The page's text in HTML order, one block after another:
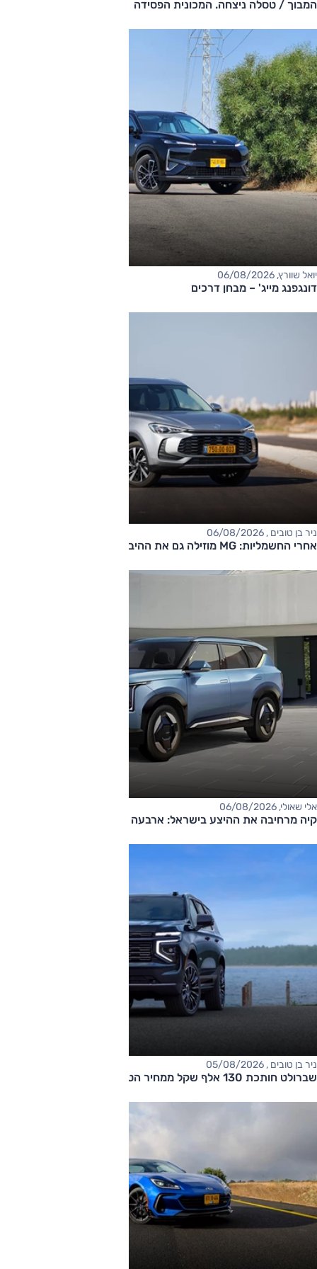
המבוך / טסלה ניצחה. המכונית הפסידה
יואל שוורץ, 06/08/2026
דונגפנג מייג' – מבחן דרכים
ניר בן טובים , 06/08/2026
אחרי החשמליות: MG מוזילה גם את ההיברידיות
אלי שאולי, 06/08/2026
קיה מרחיבה את ההיצע בישראל: ארבעה דגמים חדשים בדרך
ניר בן טובים , 05/08/2026
שברולט חותכת 130 אלף שקל ממחיר הטאהו